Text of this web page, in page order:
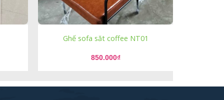
Ghế sofa săt coffee NT01
850.000₫